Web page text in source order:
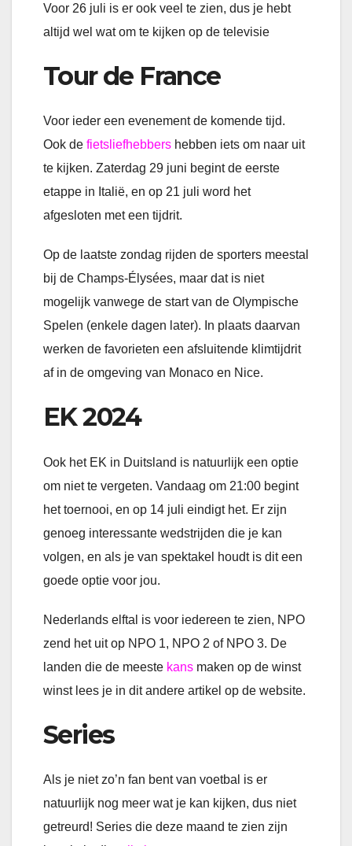
Voor 26 juli is er ook veel te zien, dus je hebt
altijd wel wat om te kijken op de televisie
Tour de France
Voor ieder een evenement de komende tijd.
Ook de fietsliefhebbers hebben iets om naar uit
te kijken. Zaterdag 29 juni begint de eerste
etappe in Italië, en op 21 juli word het
afgesloten met een tijdrit.
Op de laatste zondag rijden de sporters meestal
bij de Champs-Élysées, maar dat is niet
mogelijk vanwege de start van de Olympische
Spelen (enkele dagen later). In plaats daarvan
werken de favorieten een afsluitende klimtijdrit
af in de omgeving van Monaco en Nice.
EK 2024
Ook het EK in Duitsland is natuurlijk een optie
om niet te vergeten. Vandaag om 21:00 begint
het toernooi, en op 14 juli eindigt het. Er zijn
genoeg interessante wedstrijden die je kan
volgen, en als je van spektakel houdt is dit een
goede optie voor jou.
Nederlands elftal is voor iedereen te zien, NPO
zend het uit op NPO 1, NPO 2 of NPO 3. De
landen die de meeste kans maken op de winst
winst lees je in dit andere artikel op de website.
Series
Als je niet zo’n fan bent van voetbal is er
natuurlijk nog meer wat je kan kijken, dus niet
getreurd! Series die deze maand te zien zijn